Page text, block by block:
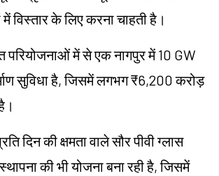
विस्तार के लिए करना चाहती है।
परियोजनाओं में से एक नागपुर में 10 GW
सुविधा है, जिसमें लगभग ₹6,200 करोड़
दिन की क्षमता वाले सौर पीवी ग्लास
की भी योजना बना रही है, जिसमें